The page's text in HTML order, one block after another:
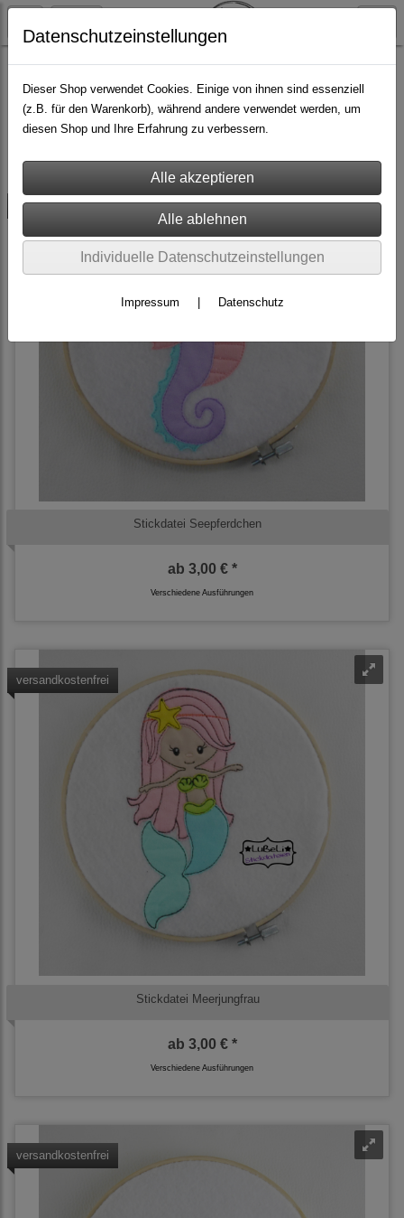
Do it yourself Stickdateien Doodle Sommer
Sortierung wählen
Filter
versandkostenfrei
Stickdatei Seepferdchen
ab 3,00 € *
Verschiedene Ausführungen
versandkostenfrei
Stickdatei Meerjungfrau
ab 3,00 € *
Verschiedene Ausführungen
versandkostenfrei
Datenschutzeinstellungen
Dieser Shop verwendet Cookies. Einige von ihnen sind essenziell
(z.B. für den Warenkorb), während andere verwendet werden, um
diesen Shop und Ihre Erfahrung zu verbessern.
Individuelle Datenschutzeinstellungen
Impressum Datenschutz